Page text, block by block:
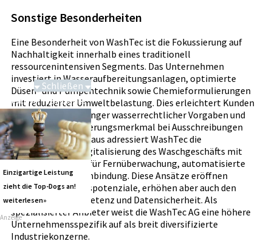
Sonstige Besonderheiten
Eine Besonderheit von WashTec ist die Fokussierung auf
Nachhaltigkeit innerhalb eines traditionell
ressourcenintensiven Segments. Das Unternehmen
investiert in Wasseraufbereitungsanlagen, optimierte
Düsen- und Pumpentechnik sowie Chemieformulierungen
mit reduzierter Umweltbelastung. Dies erleichtert Kunden
die Einhaltung strenger wasserrechtlicher Vorgaben und
kann als Differenzierungsmerkmal bei Ausschreibungen
dienen. Darüber hinaus adressiert WashTec die
fortschreitende Digitalisierung des Waschgeschäfts mit
Softwarelösungen für Fernüberwachung, automatisierte
Abläufe und Kundenbindung. Diese Ansätze eröffnen
zusätzliche Ertragspotenziale, erhöhen aber auch den
Bedarf an IT-Kompetenz und Datensicherheit. Als
spezialisierter Anbieter weist die WashTec AG eine höhere
Unternehmensspezifik auf als breit diversifizierte
Industriekonzerne.
Schließen
SalesCloser Technologies
Einzigartige Leistung
zieht die Top-Dogs an!
weiterlesen»
Anzeige